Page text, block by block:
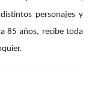
personajes y
85 años, recibe toda